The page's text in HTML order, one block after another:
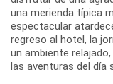
una merienda típica
espectacular
regreso al hotel, la
un ambiente
las aventuras del día